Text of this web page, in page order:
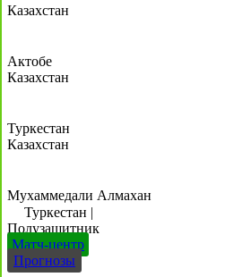
Казахстан
Актобе
Казахстан
Туркестан
Казахстан
Мухаммедали Алмахан
Туркестан |
Полузащитник
Матч-центр
Прогнозы